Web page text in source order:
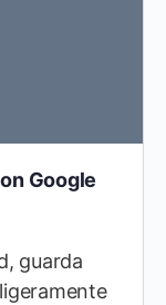
Google
guarda